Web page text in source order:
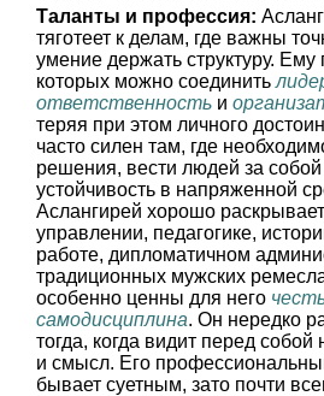
Таланты и профессия:
тяготеет к делам, где важны
умение держать структуру.
которых можно соединить
ответственность и
теряя при этом личного
часто силен там, где
решения, вести людей за
устойчивость в напряженной
Аслангирей хорошо
управлении, педагогике,
работе, дипломатичном
традиционных мужских
особенно ценны для него
самодисциплина. Он нередко
тогда, когда видит перед собой
и смысл. Его
бывает суетным, зато почти